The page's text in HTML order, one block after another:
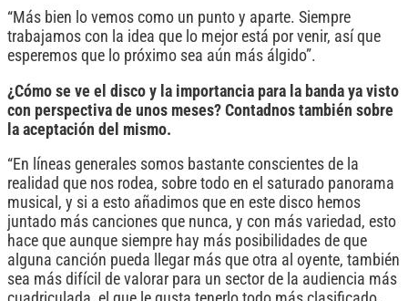
“Más bien lo vemos como un punto y aparte. Siempre
trabajamos con la idea que lo mejor está por venir, así que
esperemos que lo próximo sea aún más álgido”.
¿Cómo se ve el disco y la importancia para la banda ya visto
con perspectiva de unos meses? Contadnos también sobre
la aceptación del mismo.
“En líneas generales somos bastante conscientes de la
realidad que nos rodea, sobre todo en el saturado panorama
musical, y si a esto añadimos que en este disco hemos
juntado más canciones que nunca, y con más variedad, esto
hace que aunque siempre hay más posibilidades de que
alguna canción pueda llegar más que otra al oyente, también
sea más difícil de valorar para un sector de la audiencia más